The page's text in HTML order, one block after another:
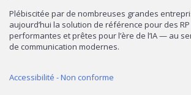
Plébiscitée par de nombreuses grandes
aujourd’hui la solution de référence pour des RP
performantes et prêtes pour l’ère de l’IA — au
de communication modernes.
Accessibilité - Non conforme